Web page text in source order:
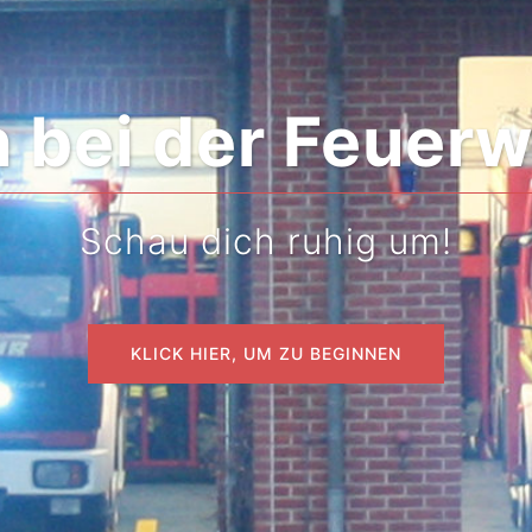
geht es hoch
KLICK HIER, UM ZU BEGINNEN